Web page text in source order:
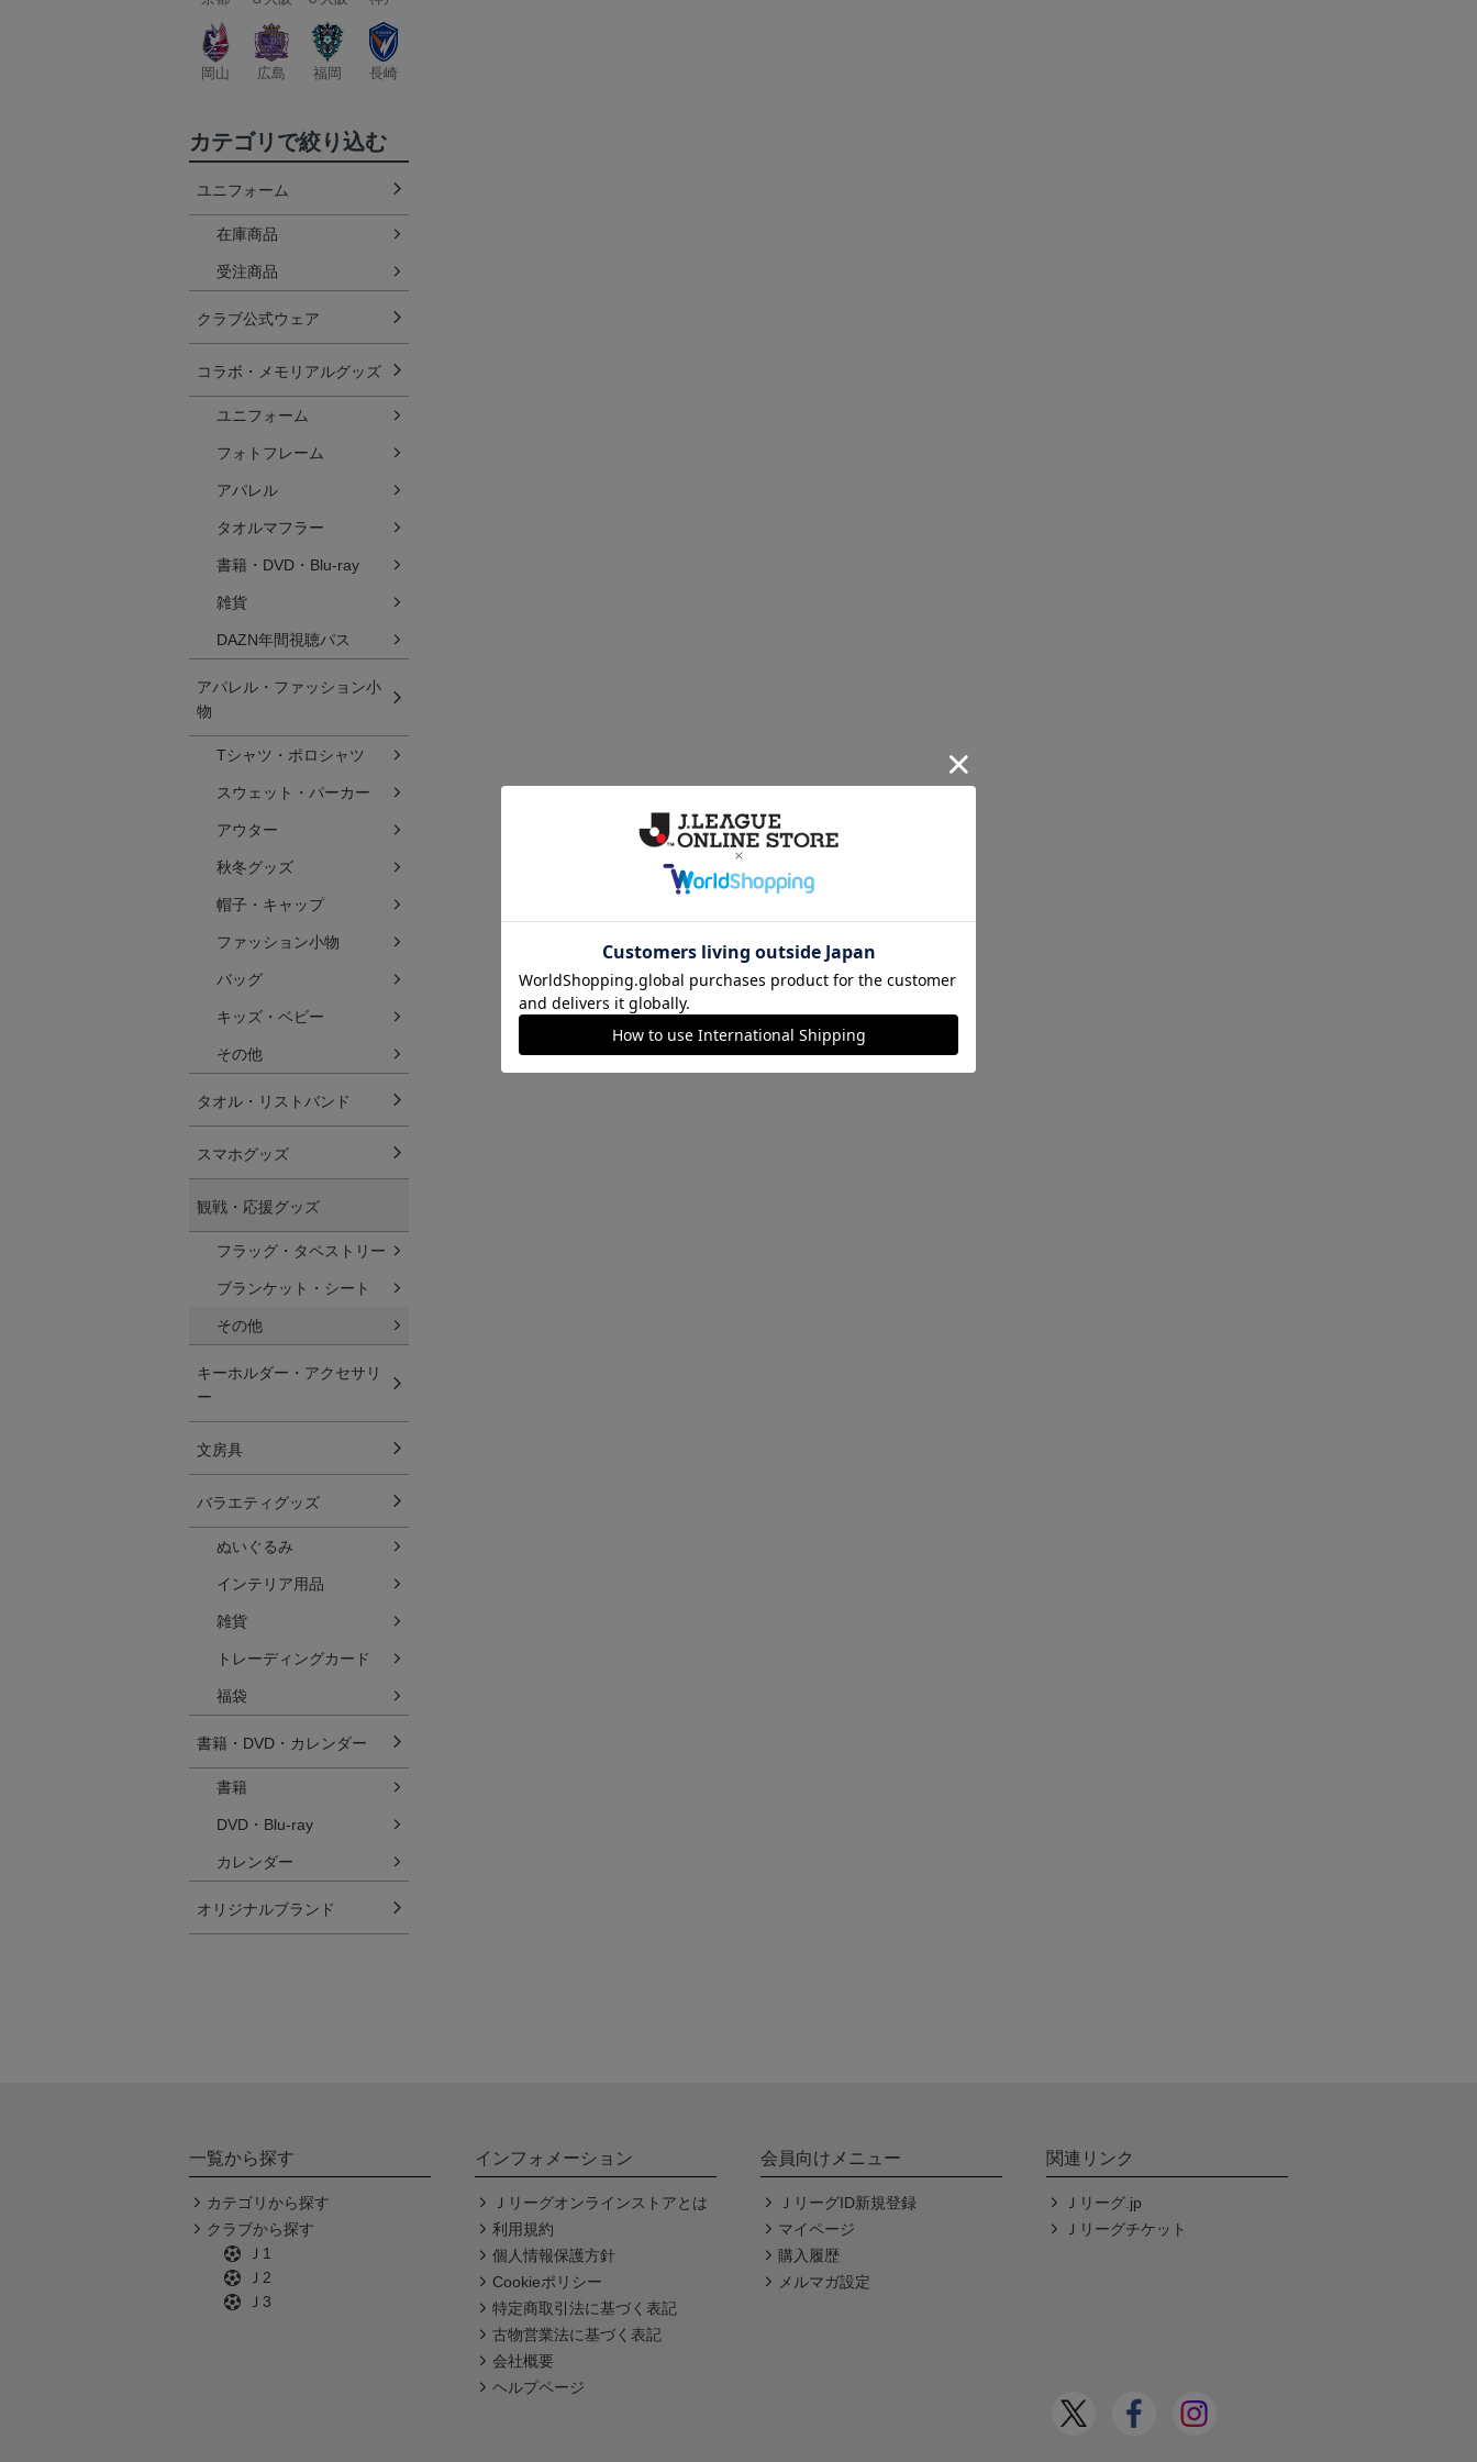
岡山 広島 福岡 長崎
カテゴリで絞り込む
ユニフォーム
在庫商品
受注商品
クラブ公式ウェア
コラボ・メモリアルグッズ
ユニフォーム
フォトフレーム
アパレル
タオルマフラー
書籍・DVD・Blu-ray
雑貨
DAZN年間視聴パス
アパレル・ファッション小
物
Tシャツ・ポロシャツ
スウェット・パーカー
アウター
秋冬グッズ
帽子・キャップ
ファッション小物
バッグ
キッズ・ベビー
その他
タオル・リストバンド
スマホグッズ
観戦・応援グッズ
フラッグ・タペストリー
ブランケット・シート
その他
キーホルダー・アクセサリ
ー
文房具
バラエティグッズ
ぬいぐるみ
インテリア用品
雑貨
トレーディングカード
福袋
書籍・DVD・カレンダー
書籍
DVD・Blu-ray
カレンダー
オリジナルブランド
一覧から探す
カテゴリから探す
クラブから探す
Ｊ1
Ｊ2
Ｊ3
インフォメーション
Ｊリーグオンラインストアとは
利用規約
個人情報保護方針
Cookieポリシー
特定商取引法に基づく表記
古物営業法に基づく表記
会社概要
ヘルプページ
会員向けメニュー
ＪリーグID新規登録
マイページ
購入履歴
メルマガ設定
関連リンク
Ｊリーグ.jp
Ｊリーグチケット